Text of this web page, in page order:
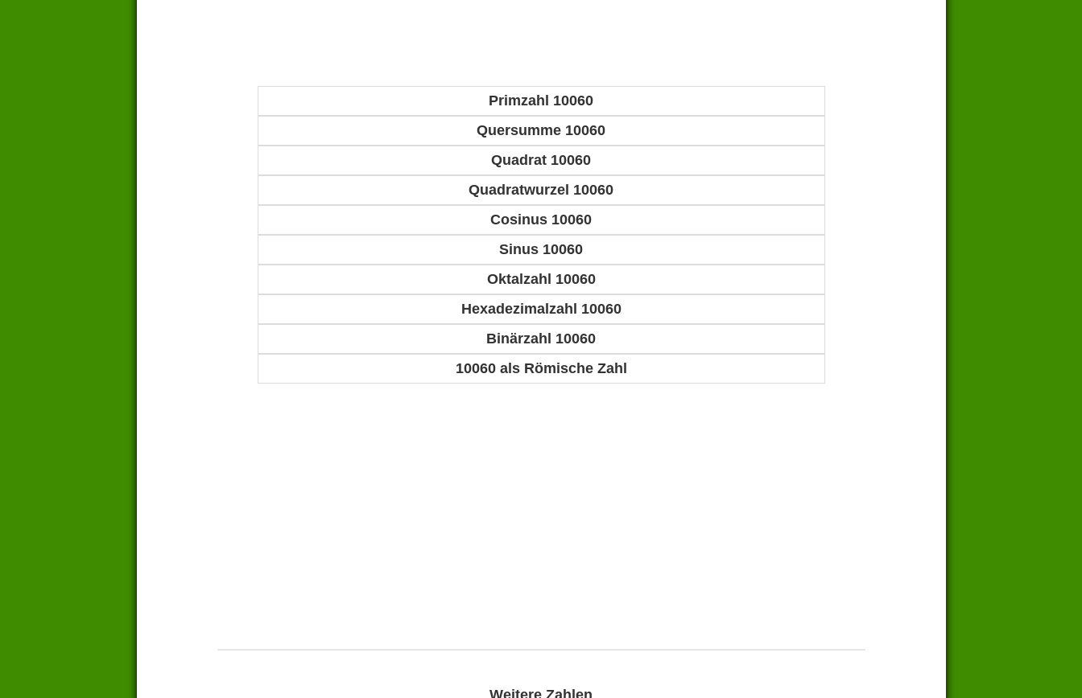
Primzahl 10060
Quersumme 10060
Quadrat 10060
Quadratwurzel 10060
Cosinus 10060
Sinus 10060
Oktalzahl 10060
Hexadezimalzahl 10060
Binärzahl 10060
10060 als Römische Zahl